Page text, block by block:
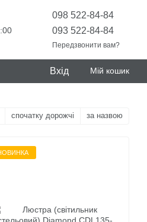
098 522-84-84
093 522-84-84
Передзвонити вам?
Вхід Мій кошик
спочатку дорожчі за назвою